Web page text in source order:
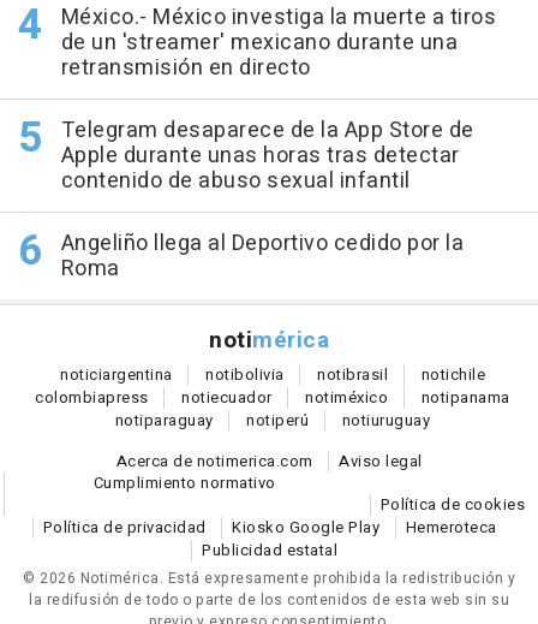
México.- México investiga la muerte a tiros
de un 'streamer' mexicano durante una
retransmisión en directo
Telegram desaparece de la App Store de
Apple durante unas horas tras detectar
contenido de abuso sexual infantil
Angeliño llega al Deportivo cedido por la
Roma
notimérica
noticiargentina notibolivia notibrasil notichile
colombiapress notiecuador notiméxico notipanama
notiparaguay notiperú notiuruguay
Acerca de notimerica.com
Aviso legal
Cumplimiento normativo
Política de cookies
Política de privacidad
Kiosko Google Play
Hemeroteca
Publicidad estatal
© 2026 Notimérica. Está expresamente prohibida la redistribución y
la redifusión de todo o parte de los contenidos de esta web sin su